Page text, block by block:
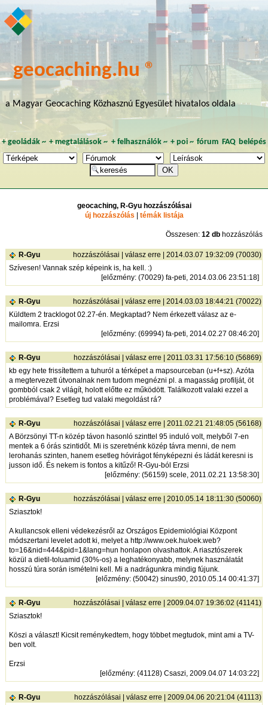
geocaching.hu ®
a Magyar Geocaching Közhasznú Egyesület hivatalos oldala
+geoládák~ +megtalálások ~ + felhasználók~ + poi~ fórum FAQ belépés
geocaching, R-Gyu hozzászólásai
új hozzászólás
témák listája
Összesen:12 db hozzászólás
R-Gyu hozzászólásai |válasz erre | 2014.03.07 19:32:09 (70030)
Szívesen! Vannak szép képeink is, ha kell. :)
[előzmény: (70029) fa-peti, 2014.03.06 23:51:18]
R-Gyu hozzászólásai |válasz erre | 2014.03.03 18:44:21 (70022)
Küldtem 2 tracklogot 02.27-én. Megkaptad? Nem érkezett válasz az e-
mailomra. Erzsi
[előzmény: (69994) fa-peti, 2014.02.27 08:46:20]
R-Gyu hozzászólásai |válasz erre | 2011.03.31 17:56:10 (56869)
kb egy hete frissítettem a tuhuról a térképet a mapsourceban (u+f+sz). Azóta
a megtervezett útvonalnak nem tudom megnézni pl. a magasság profilját, öt
gombból csak 2 világít, holott előtte ez működött. Találkozott valaki ezzel a
problémával? Esetleg tud valaki megoldást rá?
R-Gyu hozzászólásai |válasz erre | 2011.02.21 21:48:05 (56168)
A Börzsönyi TT-n közép távon hasonló szinttel 95 induló volt, melyből 7-en
mentek a 6 órás szintidőt. Mi is szeretnénk közép távra menni, de nem
lerohanás szinten, hanem esetleg hóvirágot fényképezni és ládát keresni is
jusson idő. És nekem is fontos a kitűző! R-Gyu-ból Erzsi
[előzmény: (56159) scele, 2011.02.21 13:58:30]
R-Gyu hozzászólásai |válasz erre | 2010.05.14 18:11:30 (50060)
Sziasztok!
A kullancsok elleni védekezésről az Országos Epidemiológiai Központ
módszertani levelet adott ki, melyet a http://www.oek.hu/oek.web?
to=16&nid=444&pid=1&lang=hun honlapon olvashattok. A riasztószerek
közül a dietil-toluamid (30%-os) a leghatékonyabb, melynek használatát
hosszú túra során ismételni kell. Mi a nadrágunkra mindig fújunk.
[előzmény: (50042) sinus90, 2010.05.14 00:41:37]
R-Gyu hozzászólásai |válasz erre | 2009.04.07 19:36:02 (41141)
Sziasztok!
Köszi a választ! Kicsit reménykedtem, hogy többet megtudok, mint ami a TV-
ben volt.
Erzsi
[előzmény: (41128) Csaszi, 2009.04.07 14:03:22]
R-Gyu hozzászólásai |válasz erre | 2009.04.06 20:21:04 (41113)